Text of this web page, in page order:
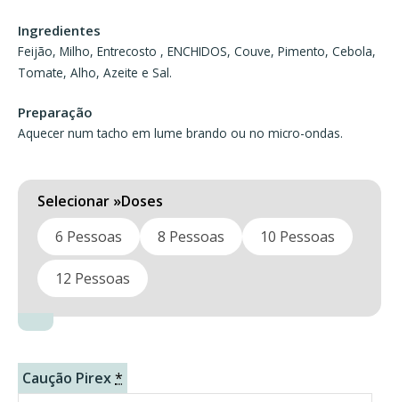
97,80 €
Ingredientes
Feijão, Milho, Entrecosto , ENCHIDOS, Couve, Pimento, Cebola,
Tomate, Alho, Azeite e Sal.
Preparação
Aquecer num tacho em lume brando ou no micro-ondas.
Doses
6 Pessoas
8 Pessoas 10 Pessoas
12 Pessoas
Caução Pirex*